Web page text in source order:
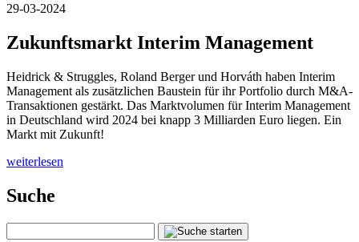
29-03-2024
Zukunftsmarkt Interim Management
Heidrick & Struggles, Roland Berger und Horváth haben Interim
Management als zusätzlichen Baustein für ihr Portfolio durch M&A-
Transaktionen gestärkt. Das Marktvolumen für Interim Management
in Deutschland wird 2024 bei knapp 3 Milliarden Euro liegen. Ein
Markt mit Zukunft!
weiterlesen
Suche